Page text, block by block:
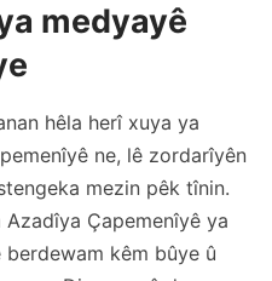
medyayê
hêla herî xuya ya
ne, lê zordarîyên
mezin pêk tînin.
Çapemenîyê ya
kêm bûye û